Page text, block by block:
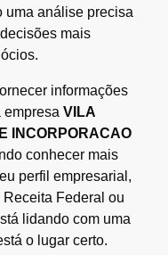
uma análise precisa
mais
informações
empresa VILA
INCORPORACAO
conhecer mais
perfil empresarial,
Federal ou
lidando com uma
o lugar certo.